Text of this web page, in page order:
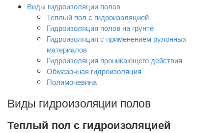
Виды гидроизоляции полов
Теплый пол с гидроизоляцией
Гидроизоляция полов на грунте
Гидроизоляция с применением рулонных
материалов
Гидроизоляция проникающего действия
Обмазочная гидроизоляция
Полимочевина
Виды гидроизоляции полов
Теплый пол с гидроизоляцией